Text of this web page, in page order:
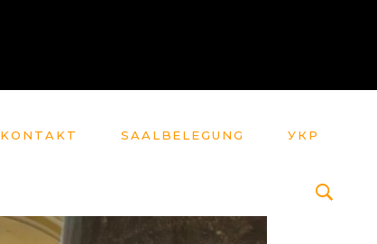
KONTAKT SAALBELEGUNG УКР